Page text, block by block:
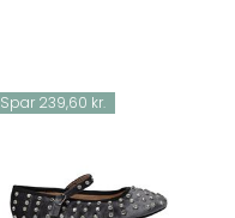
Spar 239,60 kr.